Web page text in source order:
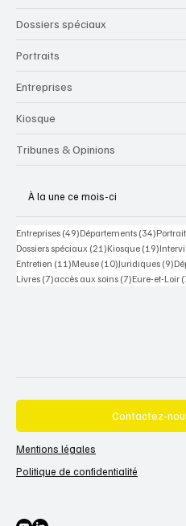
Dossiers spéciaux
Portraits
Entreprises
Kiosque
Tribunes & Opinions
À la une ce mois-ci
Entreprises (49)49 posts
Départements (34)34 posts
Portrait
Dossiers spéciaux (21)21 posts
Kiosque (19)19
Entretien (11)11 posts
Meuse (10)10 posts
Juridiques (9)9
Livres (7)7 posts
accès aux soins (7)7 posts
Eure-et-Loir
Contactez-
Mentions légales
Politique de confidentialité